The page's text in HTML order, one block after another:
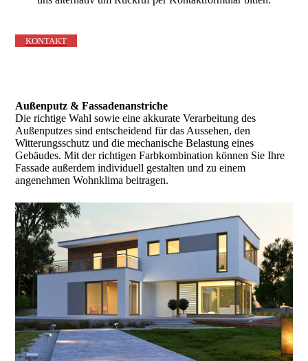
KONTAKT
Außenputz & Fassadenanstriche
Die richtige Wahl sowie eine akkurate Verarbeitung des
Außenputzes sind entscheidend für das Aussehen, den
Witterungsschutz und die mechanische Belastung eines
Gebäudes. Mit der richtigen Farbkombination können Sie Ihre
Fassade außerdem individuell gestalten und zu einem
angenehmen Wohnklima beitragen.